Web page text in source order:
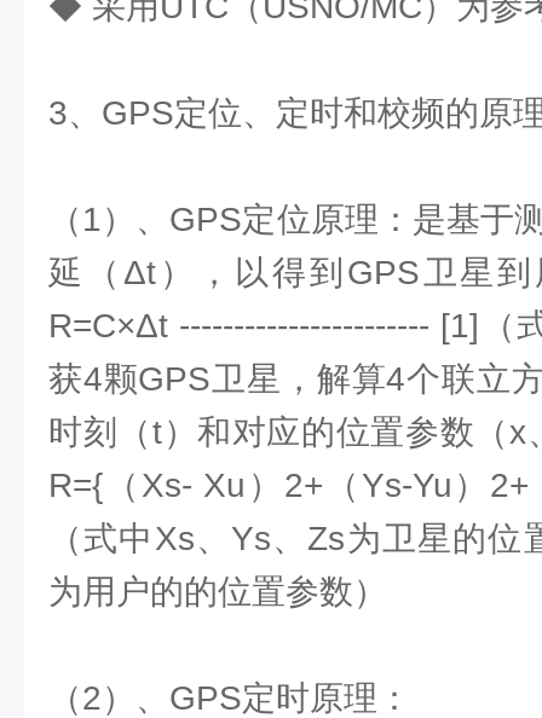
3、GPS定位、定时和校频的原
（1）、GPS定位原理：是基于
延（Δt），以得到GPS卫星
R=C×Δt ----------------------- [1]（
获4颗GPS卫星，解算4个联立
时刻（t）和对应的位置参数（
R={（Xs- Xu）2+（Ys-Yu）
（式中Xs、Ys、Zs为卫星的
为用户的的位置参数）
（2）、GPS定时原理：